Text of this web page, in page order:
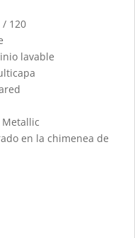
120
lavable
en la chimenea de